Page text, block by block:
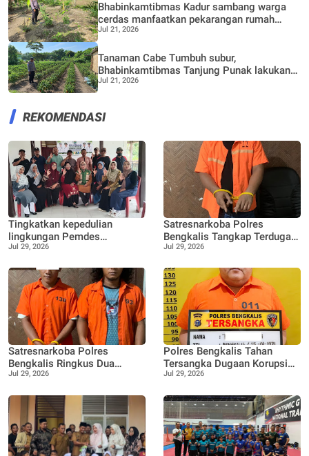
Bhabinkamtibmas Kadur sambang warga
cerdas manfaatkan pekarangan rumah
untuk di buat lokasi pertanian bergizi
Jul 21, 2026
Tanaman Cabe Tumbuh subur,
Bhabinkamtibmas Tanjung Punak lakukan
perawatan bersama Petani
Jul 21, 2026
REKOMENDASI
Tingkatkan kepedulian
lingkungan Pemdes
Pangkalan Nyirih gelar
Jul 29, 2026
Satresnarkoba Polres
Bengkalis Tangkap Terduga
Pengedar Sabu di Bantan,
Pencegahan Pemberantasan
Peredaran Gelap Narkotika
Jul 29, 2026
Satresnarkoba Polres
Bengkalis Ringkus Dua
Terduga Pengedar Sabu Saat
Jul 29, 2026
Polres Bengkalis Tahan
Tersangka Dugaan Korupsi
Dana Satpol PP TA 2021–
Jul 29, 2026